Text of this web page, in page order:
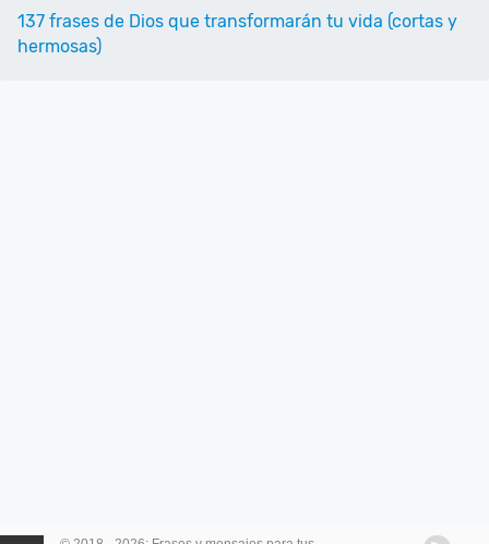
137 frases de Dios que transformarán tu vida (cortas y
hermosas)